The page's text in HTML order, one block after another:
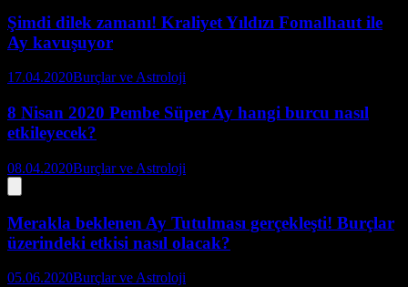
Şimdi dilek zamanı! Kraliyet Yıldızı Fomalhaut ile
Ay kavuşuyor
17.04.2020Burçlar ve Astroloji
8 Nisan 2020 Pembe Süper Ay hangi burcu nasıl
etkileyecek?
08.04.2020Burçlar ve Astroloji
Merakla beklenen Ay Tutulması gerçekleşti! Burçlar
üzerindeki etkisi nasıl olacak?
05.06.2020Burçlar ve Astroloji